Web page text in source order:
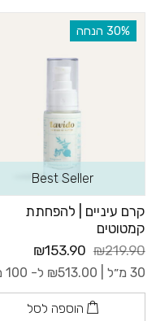
‫30% הנחה
Best Seller
קרם עיניים | להפחתת
קמטוטים
₪219.90
₪153.90
30 מ״ל | ₪513.00 ל- 100 מ"ל
הוספה לסל